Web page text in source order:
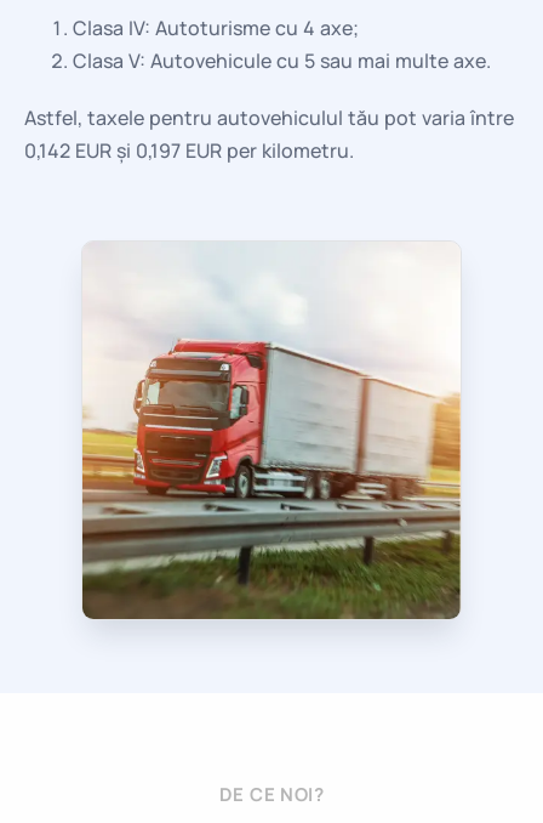
Clasa IV: Autoturisme cu 4 axe;
Clasa V: Autovehicule cu 5 sau mai multe axe.
Astfel, taxele pentru autovehiculul tău pot varia între
0,142 EUR și 0,197 EUR per kilometru.
DE CE NOI?